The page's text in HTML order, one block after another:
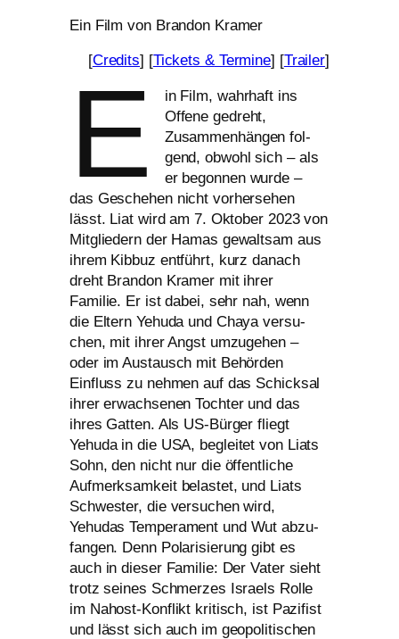
Ein Film von Brandon Kramer
[Credits] [Tickets &Termine] [Trailer]
E
in Film, wahr­haft ins
Offene gedreht,
Zusammenhängen fol­
gend, obwohl sich – als
er begon­nen wur­de –
das Geschehen nicht vor­her­se­hen
lässt. Liat wird am 7. Oktober 2023 von
Mitgliedern der Hamas gewalt­sam aus
ihrem Kibbuz ent­führt, kurz danach
dreht Brandon Kramer mit ihrer
Familie. Er ist dabei, sehr nah, wenn
die Eltern Yehuda und Chaya ver­su­
chen, mit ihrer Angst umzu­ge­hen –
oder im Austausch mit Behörden
Einfluss zu neh­men auf das Schicksal
ihrer erwach­se­nen Tochter und das
ihres Gatten. Als US-Bürger fliegt
Yehuda in die USA, beglei­tet von Liats
Sohn, den nicht nur die öffent­li­che
Aufmerksamkeit belas­tet, und Liats
Schwester, die ver­su­chen wird,
Yehudas Temperament und Wut abzu­
fan­gen. Denn Polarisierung gibt es
auch in die­ser Familie: Der Vater sieht
trotz sei­nes Schmerzes Israels Rolle
im Nahost-Konflikt kri­tisch, ist Pazifist
und lässt sich auch im geo­po­li­ti­schen